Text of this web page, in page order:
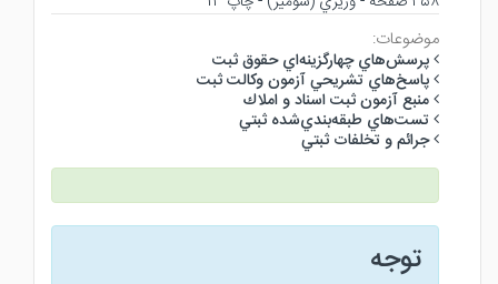
موضوعات:
پرسش‌هاي چهارگزينه‌اي حقوق ثبت
پاسخ‌هاي تشريحي آزمون وكالت ثبت
منبع آزمون ثبت اسناد و املاك
تست‌هاي طبقه‌بندي‌شده ثبتي
جرائم و تخلفات ثبتي
توجه